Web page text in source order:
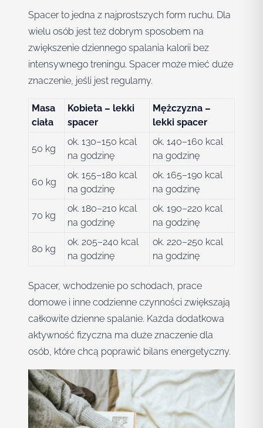
Spacer to jedna z najprostszych form ruchu. Dla
wielu osób jest też dobrym sposobem na
zwiększenie dziennego spalania kalorii bez
intensywnego treningu. Spacer może mieć duże
znaczenie, jeśli jest regularny.
Masa
ciała
Kobieta – lekki
spacer
Mężczyzna –
lekki spacer
50 kg
ok. 130–150 kcal
na godzinę
ok. 140–160 kcal
na godzinę
60 kg
ok. 155–180 kcal
na godzinę
ok. 165–190 kcal
na godzinę
70 kg
ok. 180–210 kcal
na godzinę
ok. 190–220 kcal
na godzinę
80 kg
ok. 205–240 kcal
na godzinę
ok. 220–250 kcal
na godzinę
Spacer, wchodzenie po schodach, prace
domowe i inne codzienne czynności zwiększają
całkowite dzienne spalanie. Każda dodatkowa
aktywność fizyczna ma duże znaczenie dla
osób, które chcą poprawić bilans energetyczny.